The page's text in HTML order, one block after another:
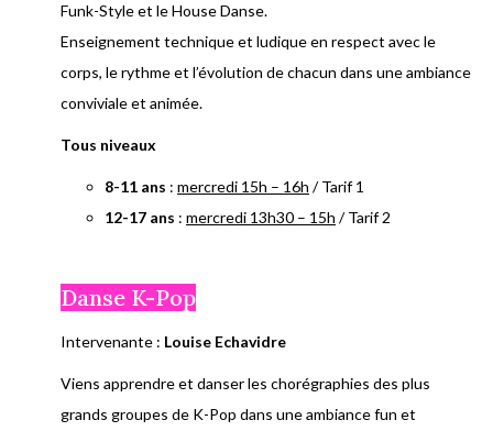
Funk-Style et le House Danse.
Enseignement technique et ludique en respect avec le
corps, le rythme et l’évolution de chacun dans une ambiance
conviviale et animée.
Tous niveaux
8-11 ans : mercredi 15h – 16h / Tarif 1
12-17 ans : mercredi 13h30 – 15h / Tarif 2
Danse K-Pop
Intervenante : Louise Echavidre
Viens apprendre et danser les chorégraphies des plus
grands groupes de K-Pop dans une ambiance fun et